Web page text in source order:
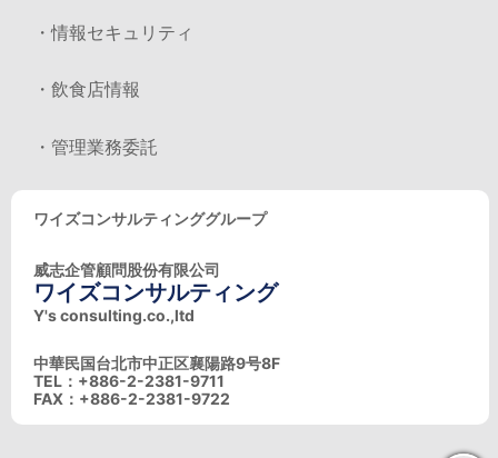
・情報セキュリティ
・飲食店情報
・管理業務委託
ワイズコンサルティンググループ
威志企管顧問股份有限公司
ワイズコンサルティング
Y's consulting.co.,ltd
中華民国台北市中正区襄陽路9号8F
TEL：+886-2-2381-9711
FAX：+886-2-2381-9722